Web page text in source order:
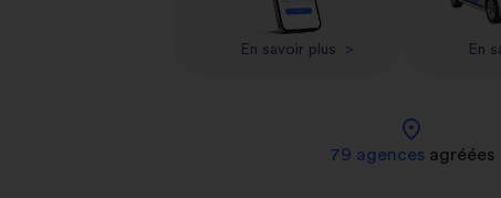
En savoir plus > En
location_on
79 agences agréées